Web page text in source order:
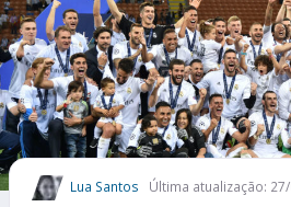
FUTEBOL
COMO APOSTAR
MAIS ESPORTES
Lua Santos Última atualização: